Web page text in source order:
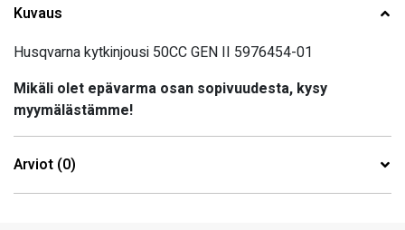
Kuvaus
Husqvarna kytkinjousi 50CC GEN II 5976454-01
Mikäli olet epävarma osan sopivuudesta, kysy
myymälästämme!
Arviot (0)